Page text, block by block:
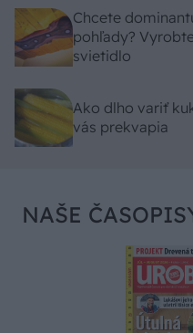
Chcete
pohľady?
svietidlo
Ako dlho variť
vás prekvapia
NAŠE